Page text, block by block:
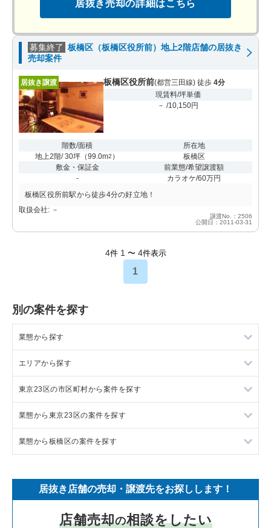
居抜き売却の詳細はこちら
募集終了 板橋区（板橋区役所前）地上2階店舗の居抜き
売却案件
居抜き譲渡 板橋区役所前(都営三田線) 徒歩 4分
現賃料/坪単価
－ /10,150円
階数/面積
地上2階/ 30坪 （99.0m2 ）
所在地
板橋区
敷金・保証金
-
前業態/希望譲渡額
カラオケ/60万円
板橋区役所前駅から徒歩4分の好立地！
取扱会社: －
譲渡No.：2506
公開日：2011-03-31
4件 1 〜 4件表示
1
別の案件を探す
業態から探す
ラーメンの居抜き売却物件の案件一覧
フランス料理の居抜き売却物件の案件一覧
イタリア料理の居抜き売却物件の案件一覧
中華の居抜き売却物件の案件一覧
寿司の居抜き売却物件の案件一覧
焼肉の居抜き売却物件の案件一覧
エリアから探す
東京23区の飲食店の居抜き売却物件の案件一覧
東京都下の飲食店の居抜き売却物件の案件一覧
千葉県の飲食店の居抜き売却物件の案件一覧
神奈川県の飲食店の居抜き売却物件の案件一覧
大阪府の飲食店の居抜き売却物件の案件一覧
東京23区の市区町村から案件を探す
目黒区の飲食店の居抜き売却物件の案件一覧
渋谷区の飲食店の居抜き売却物件の案件一覧
新宿区の飲食店の居抜き売却物件の案件一覧
葛飾区の飲食店の居抜き売却物件の案件一覧
業態から東京23区の案件を探す
東京23区のラーメンの居抜き売却物件の案件一覧
東京23区のイタリア料理の居抜き売却物件の案件一覧
東京23区の中華の居抜き売却物件の案件一覧
業態から板橋区の案件を探す
板橋区のフランス料理の居抜き売却物件の案件一覧
板橋区のイタリア料理の居抜き売却物件の案件一覧
居抜き店舗の売却・譲渡先をお探しします！
店舗売却の相談をしたい